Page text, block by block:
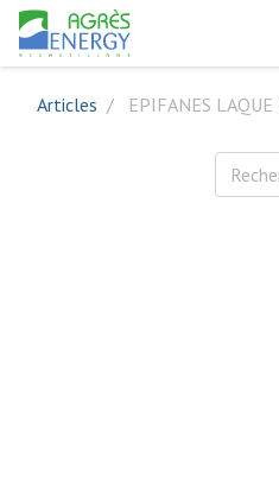
Articles EPIFANES